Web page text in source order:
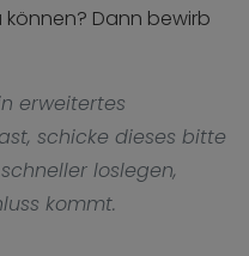
Dann bewirb
erweitertes
schicke dieses bitte
loslegen,
kommt.